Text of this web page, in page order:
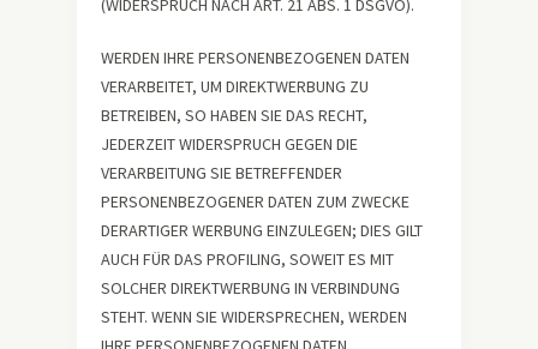
(WIDERSPRUCH NACH ART. 21 ABS. 1 DSGVO).
WERDEN IHRE PERSONENBEZOGENEN DATEN
VERARBEITET, UM DIREKTWERBUNG ZU
BETREIBEN, SO HABEN SIE DAS RECHT,
JEDERZEIT WIDERSPRUCH GEGEN DIE
VERARBEITUNG SIE BETREFFENDER
PERSONENBEZOGENER DATEN ZUM ZWECKE
DERARTIGER WERBUNG EINZULEGEN; DIES GILT
AUCH FÜR DAS PROFILING, SOWEIT ES MIT
SOLCHER DIREKTWERBUNG IN VERBINDUNG
STEHT. WENN SIE WIDERSPRECHEN, WERDEN